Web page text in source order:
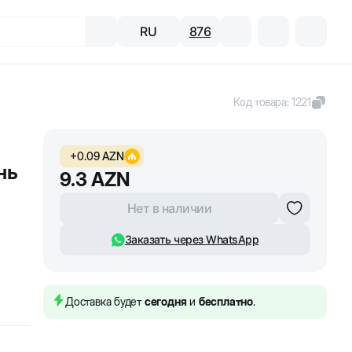
RU 876
Код товара:1221
+0.09AZN
9.3AZN
Нет в наличии
Заказать через WhatsApp
Доставка будетсегодня и бесплатно.